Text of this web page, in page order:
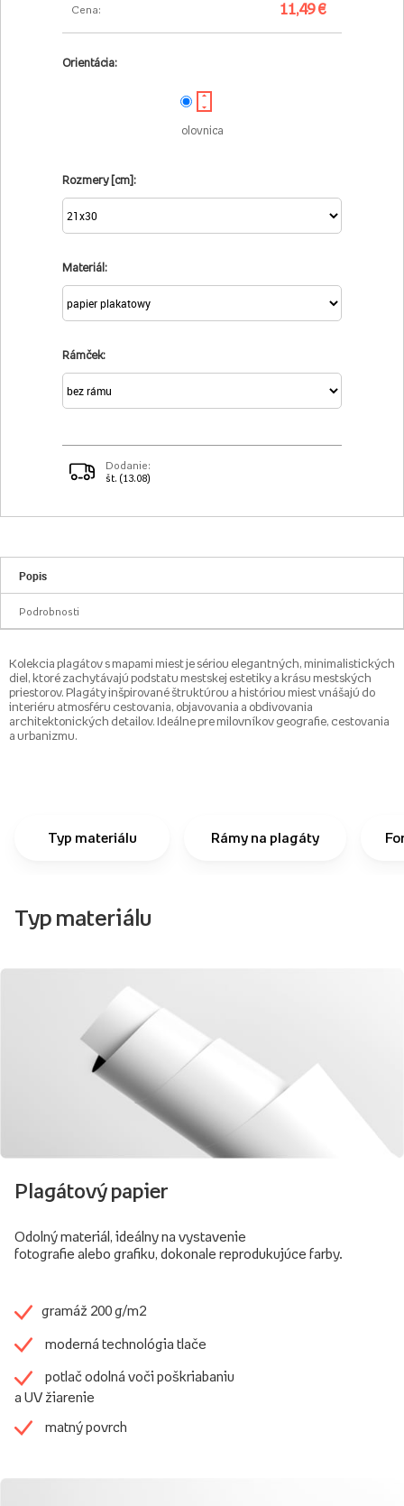
Cena: 11,49 €
Orientácia:
olovnica
Rozmery [cm]:
Materiál:
Rámček:
Dodanie:
št. (13.08)
Popis
Podrobnosti
Kolekcia plagátov s mapami miest je sériou elegantných, minimalistických
diel, ktoré zachytávajú podstatu mestskej estetiky a krásu mestských
priestorov. Plagáty inšpirované štruktúrou a históriou miest vnášajú do
interiéru atmosféru cestovania, objavovania a obdivovania
architektonických detailov. Ideálne pre milovníkov geografie, cestovania
a urbanizmu.
Typ materiálu Rámy na plagáty
Typ materiálu
Plagátový papier
Odolný materiál, ideálny na vystavenie
fotografie alebo grafiku, dokonale reprodukujúce farby.
gramáž 200 g/m2
moderná technológia tlače
potlač odolná voči poškriabaniu
a UV žiarenie
matný povrch